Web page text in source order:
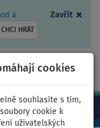
Zavřít ×
a
CHCI HRÁT
cookies
souhlasíte s tím,
cookie k
uživatelských
409 090 0ks